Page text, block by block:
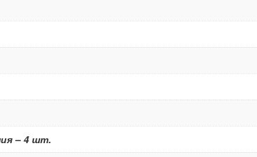
– 4 шт.